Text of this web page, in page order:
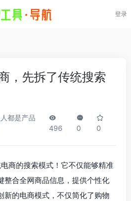
登录
，先拆了传统搜索
都是产品
496 0 0
商的搜索模式！它不仅能够精准
整合全网商品信息，提供个性化
新的电商模式，不仅简化了购物